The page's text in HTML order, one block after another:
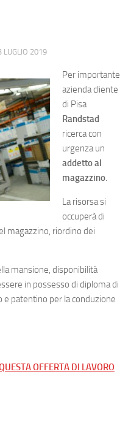
LUGLIO 2019
Per importante
azienda cliente
di Pisa
Randstad
ricerca con
urgenza un
addetto al
magazzino.
La risorsa si
occuperà di
magazzino, riordino dei
mansione, disponibilità
in possesso di diploma di
e patentino per la conduzione
OFFERTA DI LAVORO